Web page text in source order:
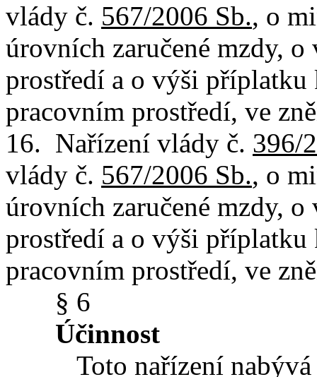
vlády č. 567/2006 Sb., o
úrovních zaručené mzdy,
prostředí a o výši příplatku
pracovním prostředí, ve
16. Nařízení vlády č. 396/
vlády č. 567/2006 Sb., o
úrovních zaručené mzdy,
prostředí a o výši příplatku
pracovním prostředí, ve
§ 6
Účinnost
Toto nařízení nabývá